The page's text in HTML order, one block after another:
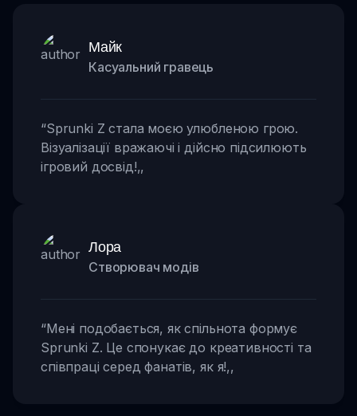
Майк
Касуальний гравець
“Sprunki Z стала моєю улюбленою грою.
Візуалізації вражаючі і дійсно підсилюють
ігровий досвід!,,
Лора
Створювач модів
“Мені подобається, як спільнота формує
Sprunki Z. Це спонукає до креативності та
співпраці серед фанатів, як я!,,